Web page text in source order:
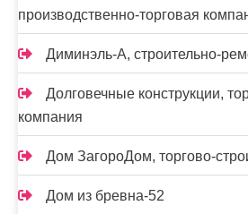
производственно-торговая
Диминэль-А, строительно-
Долговечные конструкции,
компания
Дом ЗагороДом, торгово-
Дом из бревна-52